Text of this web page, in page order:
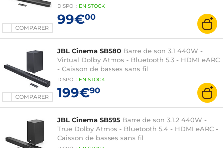
COMPARER
DISPO : EN STOCK
99€00
COMPARER
JBL Cinema SB580 Barre de son 3.1 440W -
Virtual Dolby Atmos - Bluetooth 5.3 - HDMI eARC
- Caisson de basses sans fil
DISPO : EN STOCK
199€90
JBL Cinema SB595 Barre de son 3.1.2 440W -
True Dolby Atmos - Bluetooth 5.4 - HDMI eARC -
Caisson de basses sans fil